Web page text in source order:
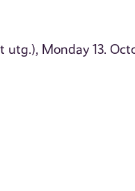
Monday 13.